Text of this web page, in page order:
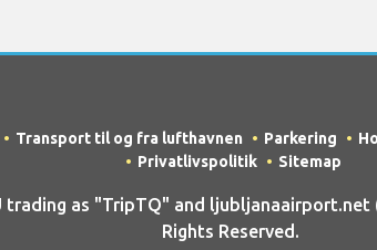
Transport til og fra lufthavnen Parkering
Privatlivspolitik
Sitemap
trading as "TripTQ" and
Rights Reserved.